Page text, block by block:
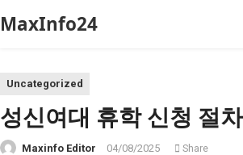
MaxInfo24
Uncategorized
성신여대 휴학 신청 절
Maxinfo Editor 04/08/2025 Share